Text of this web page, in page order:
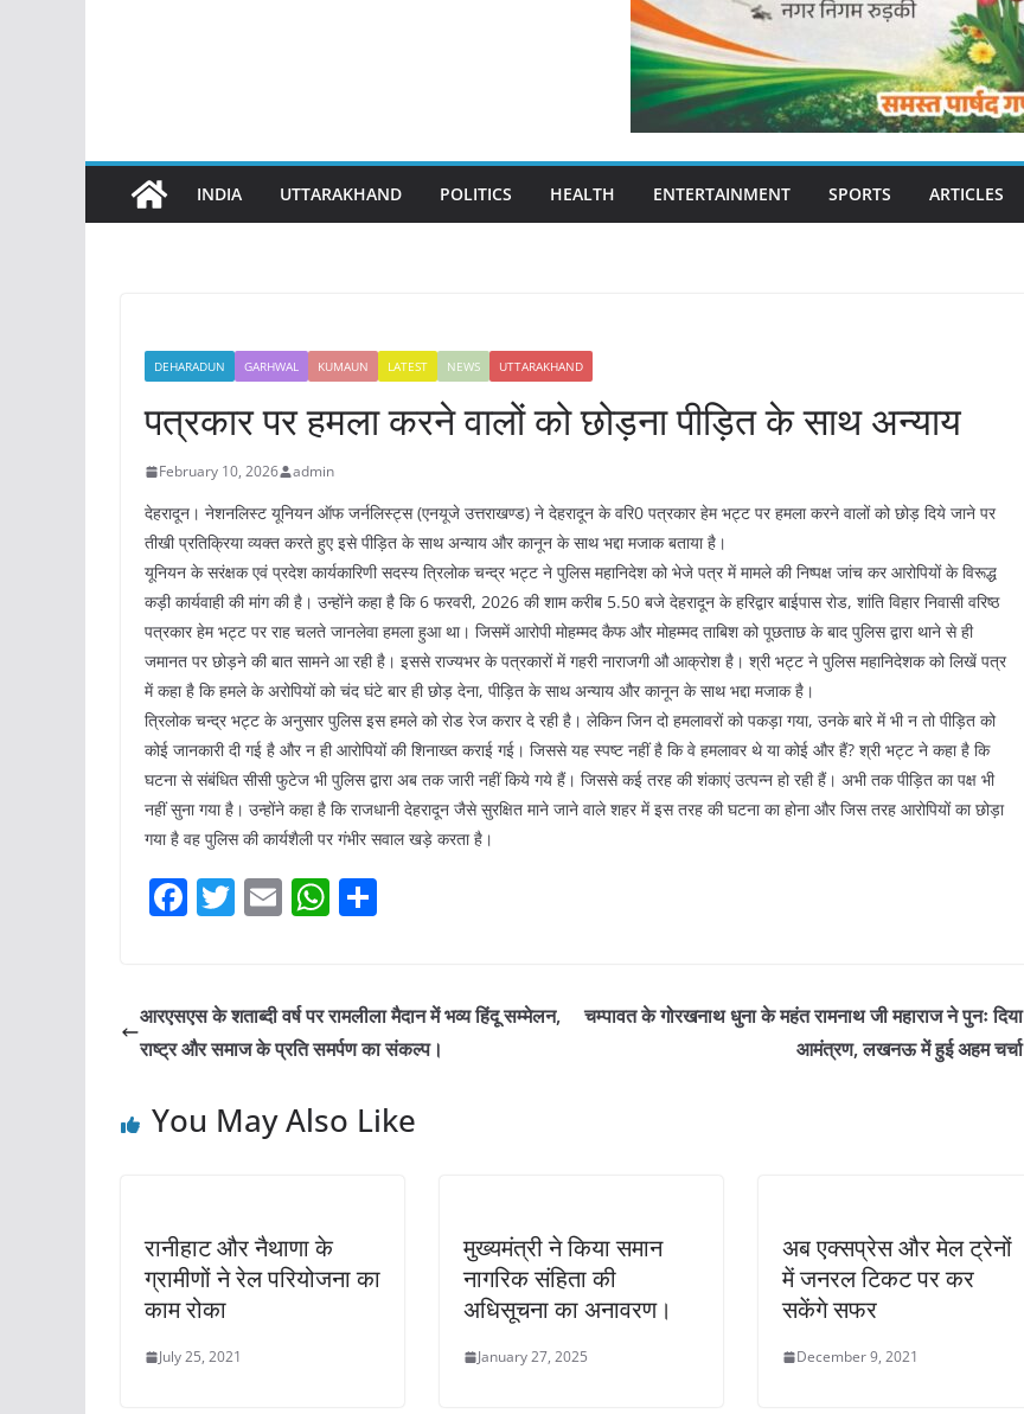
INDIA UTTARAKHAND POLITICS HEALTH ENTERTAINMENT SPORTS ARTICLES
DEHARADUN GARHWAL KUMAUN LATEST NEWS UTTARAKHAND
पत्रकार पर हमला करने वालों को छोड़ना पीड़ित के साथ अन्याय
February 10, 2026 admin
देहरादून। नेशनलिस्ट यूनियन ऑफ जर्नलिस्ट्स (एनयूजे उत्तराखण्ड) ने देहरादून के वरि0 पत्रकार हेम भट्ट पर हमला करने वालों को छोड़ दिये जाने पर
तीखी प्रतिक्रिया व्यक्त करते हुए इसे पीड़ित के साथ अन्याय और कानून के साथ भद्दा मजाक बताया है।
यूनियन के सरंक्षक एवं प्रदेश कार्यकारिणी सदस्य त्रिलोक चन्द्र भट्ट ने पुलिस महानिदेश को भेजे पत्र में मामले की निष्पक्ष जांच कर आरोपियों के विरूद्ध
कड़ी कार्यवाही की मांग की है। उन्होंने कहा है कि 6 फरवरी, 2026 की शाम करीब 5.50 बजे देहरादून के हरिद्वार बाईपास रोड, शांति विहार निवासी वरिष्ठ
पत्रकार हेम भट्ट पर राह चलते जानलेवा हमला हुआ था। जिसमें आरोपी मोहम्मद कैफ और मोहम्मद ताबिश को पूछताछ के बाद पुलिस द्वारा थाने से ही
जमानत पर छोड़ने की बात सामने आ रही है। इससे राज्यभर के पत्रकारों में गहरी नाराजगी औ आक्रोश है। श्री भट्ट ने पुलिस महानिदेशक को लिखें पत्र
में कहा है कि हमले के अरोपियों को चंद घंटे बार ही छोड़ देना, पीड़ित के साथ अन्याय और कानून के साथ भद्दा मजाक है।
त्रिलोक चन्द्र भट्ट के अनुसार पुलिस इस हमले को रोड रेज करार दे रही है। लेकिन जिन दो हमलावरों को पकड़ा गया, उनके बारे में भी न तो पीड़ित को
कोई जानकारी दी गई है और न ही आरोपियों की शिनाख्त कराई गई। जिससे यह स्पष्ट नहीं है कि वे हमलावर थे या कोई और हैं? श्री भट्ट ने कहा है कि
घटना से संबंधित सीसी फुटेज भी पुलिस द्वारा अब तक जारी नहीं किये गये हैं। जिससे कई तरह की शंकाएं उत्पन्न हो रही हैं। अभी तक पीड़ित का पक्ष भी
नहीं सुना गया है। उन्होंने कहा है कि राजधानी देहरादून जैसे सुरक्षित माने जाने वाले शहर में इस तरह की घटना का होना और जिस तरह आरोपियों का छोड़ा
गया है वह पुलिस की कार्यशैली पर गंभीर सवाल खड़े करता है।
F
e
b
o
T
er
E
l
W
s
A
p
e
आरएसएस के शताब्दी वर्ष पर रामलीला मैदान में भव्य हिंदू सम्मेलन,
राष्ट्र और समाज के प्रति समर्पण का संकल्प।
चम्पावत के गोरखनाथ धुना के महंत रामनाथ जी महाराज ने पुनः दिया
आमंत्रण, लखनऊ में हुई अहम चर्चा
You May Also Like
रानीहाट और नैथाणा के
ग्रामीणों ने रेल परियोजना का
काम रोका
July 25, 2021
मुख्यमंत्री ने किया समान
नागरिक संहिता की
अधिसूचना का अनावरण।
January 27, 2025
अब एक्सप्रेस और मेल ट्रेनों
में जनरल टिकट पर कर
सकेंगे सफर
December 9, 2021